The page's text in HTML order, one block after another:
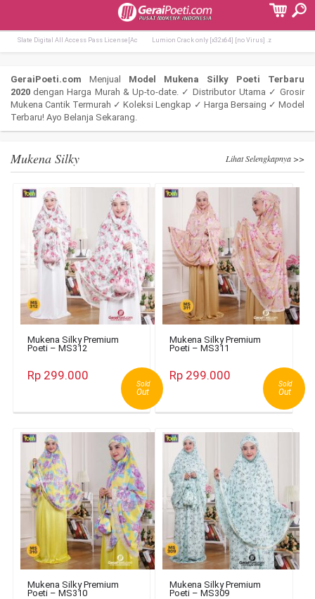
Slate Digital All Access Pass License[Ac Lumion Crack only [x32x64] [no Virus] .z
GeraiPoeti.com Menjual Model Mukena Silky Poeti Terbaru
2020 dengan Harga Murah & Up-to-date. ✓ Distributor Utama ✓ Grosir
Mukena Cantik Termurah ✓ Koleksi Lengkap ✓ Harga Bersaing ✓ Model
Terbaru! Ayo Belanja Sekarang.
Mukena Silky Lihat Selengkapnya >>
Mukena Silky Premium
Poeti – MS312
Sold
Out
Rp 299.000
Mukena Silky Premium
Poeti – MS311
Sold
Out
Rp 299.000
Mukena Silky Premium
Poeti – MS310
Mukena Silky Premium
Poeti – MS309